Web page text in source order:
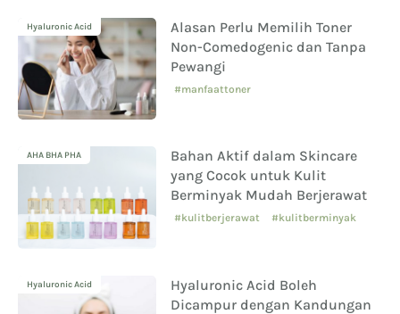
Hyaluronic Acid
Alasan Perlu Memilih Toner
Non-Comedogenic dan Tanpa
Pewangi
#manfaattoner
AHA BHA PHA
Bahan Aktif dalam Skincare
yang Cocok untuk Kulit
Berminyak Mudah Berjerawat
#kulitberjerawat #kulitberminyak
Hyaluronic Acid
Hyaluronic Acid Boleh
Dicampur dengan Kandungan